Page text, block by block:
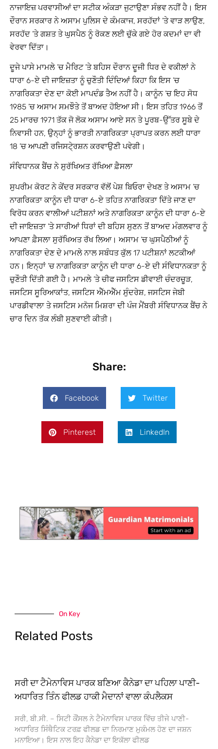
ਨਾਜਾਇਜ਼ ਪਰਵਾਸੀਆਂ ਦਾ ਸਟੀਕ ਅੰਕੜਾ ਜੁਟਾਉਣਾ ਸੰਭਵ ਨਹੀਂ ਹੈ। ਇਸ
ਦੌਰਾਨ ਸਰਕਾਰ ਨੇ ਅਸਾਮ ਪੁਲਿਸ ਦੇ ਕੰਮਕਾਜ, ਸਰਹੱਦਾਂ ’ਤੇ ਵਾੜ ਲਾਉਣ,
ਸਰਹੱਦ ’ਤੇ ਗਸ਼ਤ ਤੇ ਘੁਸਪੈਠ ਨੂੰ ਰੋਕਣ ਲਈ ਚੁੱਕੇ ਗਏ ਹੋਰ ਕਦਮਾਂ ਦਾ ਵੀ
ਵੇਰਵਾ ਦਿੱਤਾ।
ਦੂਜੇ ਪਾਸੇ ਮਾਮਲੇ ’ਚ ਮੈਰਿਟ ’ਤੇ ਬਹਿਸ ਦੌਰਾਨ ਦੂਜੀ ਧਿਰ ਦੇ ਵਕੀਲਾਂ ਨੇ
ਧਾਰਾ 6-ਏ ਦੀ ਜਾਇਜ਼ਤਾ ਨੂੰ ਚੁਣੌਤੀ ਦਿੰਦਿਆਂ ਕਿਹਾ ਕਿ ਇਸ ’ਚ
ਨਾਗਰਿਕਤਾ ਦੇਣ ਦਾ ਕੋਈ ਮਾਪਦੰਡ ਤੈਅ ਨਹੀਂ ਹੈ। ਕਾਨੂੰਨ ’ਚ ਇਹ ਸੋਧ
1985 ’ਚ ਅਸਾਮ ਸਮਝੌਤੇ ਤੋਂ ਬਾਅਦ ਹੋਇਆ ਸੀ। ਇਸ ਤਹਿਤ 1966 ਤੋਂ
25 ਮਾਰਚ 1971 ਤੱਕ ਜੋ ਲੋਕ ਅਸਾਮ ਆਏ ਸਨ ਤੇ ਪੂਰਬ-ਉੱਤਰ ਸੂਬੇ ਦੇ
ਨਿਵਾਸੀ ਹਨ, ਉਨ੍ਹਾਂ ਨੂੰ ਭਾਰਤੀ ਨਾਗਰਿਕਤਾ ਪ੍ਰਾਪਤ ਕਰਨ ਲਈ ਧਾਰਾ
18 ’ਚ ਆਪਣੀ ਰਜਿਸਟੇ੍ਰਸ਼ਨ ਕਰਵਾਉਣੀ ਪਵੇਗੀ।
ਸੰਵਿਧਾਨਕ ਬੈਂਚ ਨੇ ਸੁਰੱਖਿਅਤ ਰੱਖਿਆ ਫ਼ੈਸਲਾ
ਸੁਪਰੀਮ ਕੋਰਟ ਨੇ ਕੇਂਦਰ ਸਰਕਾਰ ਵੱਲੋਂ ਪੇਸ਼ ਬਿਓਰਾ ਦੇਖਣ ਤੇ ਅਸਾਮ ’ਚ
ਨਾਗਰਿਕਤਾ ਕਾਨੂੰਨ ਦੀ ਧਾਰਾ 6-ਏ ਤਹਿਤ ਨਾਗਰਿਕਤਾ ਦਿੱਤੇ ਜਾਣ ਦਾ
ਵਿਰੋਧ ਕਰਨ ਵਾਲੀਆਂ ਪਟੀਸ਼ਨਾਂ ਅਤੇ ਨਾਗਰਿਕਤਾ ਕਾਨੂੰਨ ਦੀ ਧਾਰਾ 6-ਏ
ਦੀ ਜਾਇਜ਼ਤਾ ’ਤੇ ਸਾਰੀਆਂ ਧਿਰਾਂ ਦੀ ਬਹਿਸ ਸੁਣਨ ਤੋਂ ਬਾਅਦ ਮੰਗਲਵਾਰ ਨੂੰ
ਆਪਣਾ ਫ਼ੈਸਲਾ ਸੁਰੱਖਿਅਤ ਰੱਖ ਲਿਆ। ਅਸਾਮ ’ਚ ਘੁਸਪੈਠੀਆਂ ਨੂੰ
ਨਾਗਰਿਕਤਾ ਦੇਣ ਦੇ ਮਾਮਲੇ ਨਾਲ ਸਬੰਧਤ ਕੁੱਲ 17 ਪਟੀਸ਼ਨਾਂ ਲਟਕੀਆਂ
ਹਨ। ਇਨ੍ਹਾਂ ’ਚ ਨਾਗਰਿਕਤਾ ਕਾਨੂੰਨ ਦੀ ਧਾਰਾ 6-ਏ ਦੀ ਸੰਵਿਧਾਨਕਤਾ ਨੂੰ
ਚੁਣੌਤੀ ਦਿੱਤੀ ਗਈ ਹੈ। ਮਾਮਲੇ ’ਤੇ ਚੀਫ ਜਸਟਿਸ ਡੀਵਾਈ ਚੰਦਰਚੂੜ,
ਜਸਟਿਸ ਸੂਰਿਆਕਾਂਤ, ਜਸਟਿਸ ਐੱਮਐੱਮ ਸੁੰਦਰੇਸ਼, ਜਸਟਿਸ ਜੇਬੀ
ਪਾਰਡੀਵਾਲਾ ਤੇ ਜਸਟਿਸ ਮਨੋਜ ਮਿਸ਼ਰਾ ਦੀ ਪੰਜ ਮੈਂਬਰੀ ਸੰਵਿਧਾਨਕ ਬੈਂਚ ਨੇ
ਚਾਰ ਦਿਨ ਤੱਕ ਲੰਬੀ ਸੁਣਵਾਈ ਕੀਤੀ।
Share:
Facebook Twitter
Pinterest LinkedIn
On Key
Related Posts
ਸਰੀ ਦਾ ਟੈਮੇਨਾਵਿਸ ਪਾਰਕ ਬਣਿਆ ਕੈਨੇਡਾ ਦਾ ਪਹਿਲਾ ਪਾਣੀ-
ਅਧਾਰਿਤ ਤਿੰਨ ਫੀਲਡ ਹਾਕੀ ਮੈਦਾਨਾਂ ਵਾਲਾ ਕੰਪਲੈਕਸ
ਸਰੀ, ਬੀ.ਸੀ. – ਸਿਟੀ ਕੌਂਸਲ ਨੇ ਟੈਮੇਨਾਵਿਸ ਪਾਰਕ ਵਿੱਚ ਤੀਜੇ ਪਾਣੀ-
ਅਧਾਰਿਤ ਸਿੰਥੈਟਿਕ ਟਰਫ਼ ਫੀਲਡ ਦਾ ਨਿਰਮਾਣ ਮੁਕੰਮਲ ਹੋਣ ਦਾ ਜਸ਼ਨ
ਮਨਾਇਆ। ਇਸ ਨਾਲ ਇਹ ਕੈਨੇਡਾ ਦਾ ਇਕੱਲਾ ਫੀਲਡ